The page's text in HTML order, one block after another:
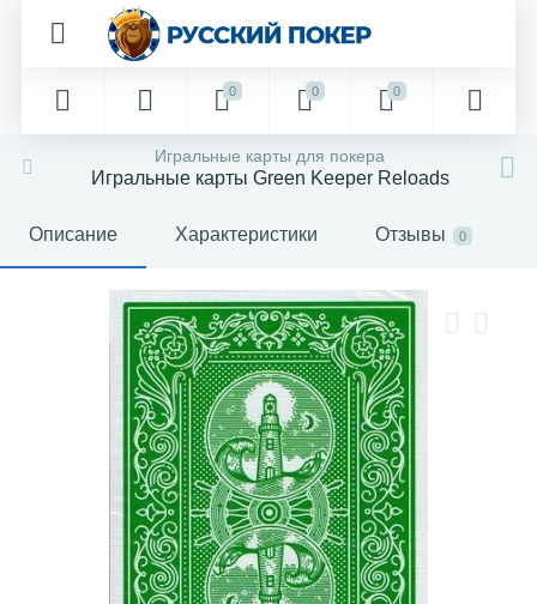
0 0 0
Игральные карты для покера
Игральные карты Green Keeper Reloads
Описание Характеристики Отзывы 0